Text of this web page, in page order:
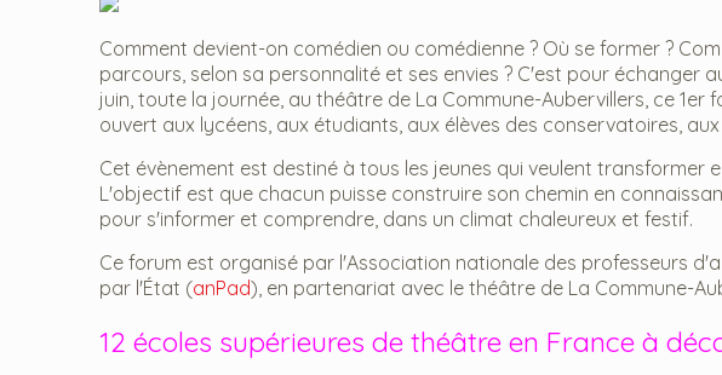
Comment devient-on comédien ou comédienne ? Où se former ?
parcours, selon sa personnalité et ses envies ? C'est pour échanger
juin, toute la journée, au théâtre de La Commune-Aubervillers, ce 1er
ouvert aux lycéens, aux étudiants, aux élèves des conservatoires,
Cet évènement est destiné à tous les jeunes qui veulent transformer
L'objectif est que chacun puisse construire son chemin en
pour s'informer et comprendre, dans un climat chaleureux et festif.
Ce forum est organisé par l'Association nationale des professeurs
par l'État (anPad), en partenariat avec le théâtre de La Commune-
12 écoles supérieures de théâtre en France à